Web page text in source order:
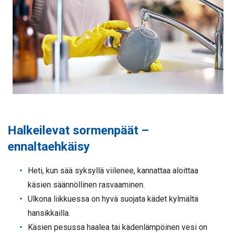
Halkeilevat sormenpäät –
ennaltaehkäisy
Heti, kun sää syksyllä viilenee, kannattaa aloittaa
käsien säännöllinen rasvaaminen.
Ulkona liikkuessa on hyvä suojata kädet kylmältä
hansikkailla.
Käsien pesussa haalea tai kädenlämpöinen vesi on